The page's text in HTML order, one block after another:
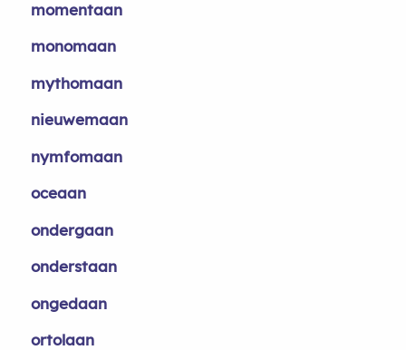
momentaan
monomaan
mythomaan
nieuwemaan
nymfomaan
oceaan
ondergaan
onderstaan
ongedaan
ortolaan